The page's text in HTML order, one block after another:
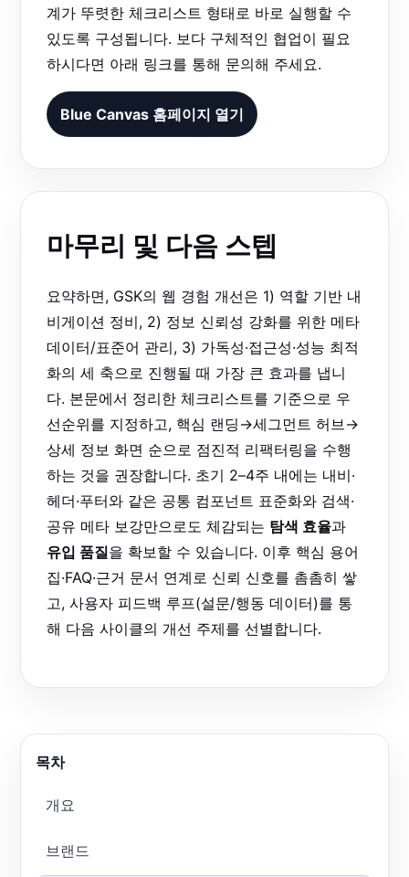
계가 뚜렷한 체크리스트 형태로 바로 실행할 수
있도록 구성됩니다. 보다 구체적인 협업이 필요
하시다면 아래 링크를 통해 문의해 주세요.
Blue Canvas 홈페이지 열기
마무리 및 다음 스텝
요약하면, GSK의 웹 경험 개선은 1) 역할 기반 내
비게이션 정비, 2) 정보 신뢰성 강화를 위한 메타
데이터/표준어 관리, 3) 가독성·접근성·성능 최적
화의 세 축으로 진행될 때 가장 큰 효과를 냅니
다. 본문에서 정리한 체크리스트를 기준으로 우
선순위를 지정하고, 핵심 랜딩→세그먼트 허브→
상세 정보 화면 순으로 점진적 리팩터링을 수행
하는 것을 권장합니다. 초기 2–4주 내에는 내비·
헤더·푸터와 같은 공통 컴포넌트 표준화와 검색·
공유 메타 보강만으로도 체감되는 탐색 효율과
유입 품질을 확보할 수 있습니다. 이후 핵심 용어
집·FAQ·근거 문서 연계로 신뢰 신호를 촘촘히 쌓
고, 사용자 피드백 루프(설문/행동 데이터)를 통
해 다음 사이클의 개선 주제를 선별합니다.
목차
개요
브랜드